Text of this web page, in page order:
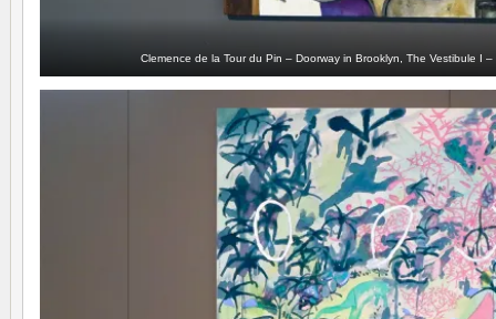
Clemence de la Tour du Pin – Doorway in Brooklyn, The Vestibule I